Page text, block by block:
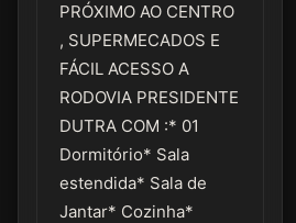
PRÓXIMO AO CENTRO
, SUPERMECADOS E
FÁCIL ACESSO A
RODOVIA PRESIDENTE
DUTRA COM :* 01
Dormitório* Sala
estendida* Sala de
Jantar* Cozinha*